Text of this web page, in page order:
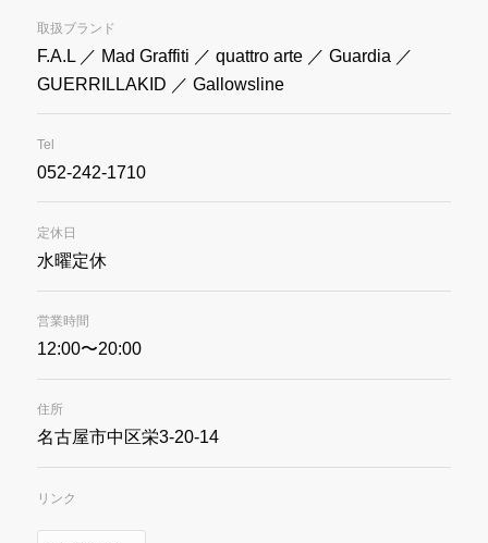
取扱ブランド
F.A.L ／ Mad Graffiti ／ quattro arte ／ Guardia ／
GUERRILLAKID ／ Gallowsline
Tel
052-242-1710
定休日
水曜定休
営業時間
12:00〜20:00
住所
名古屋市中区栄3-20-14
リンク